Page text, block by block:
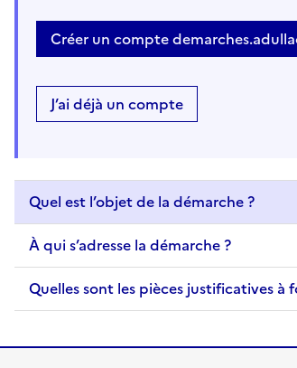
Créer un compte
J’ai déjà un compte
Quel est l’objet de la démarche ?
À qui s’adresse la démarche ?
Quelles sont les pièces justificatives à